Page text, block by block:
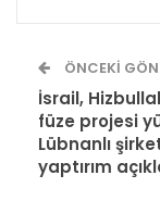
ÖNCEKI
İsrail,
füze projesi
Lübnanlı
yaptırım